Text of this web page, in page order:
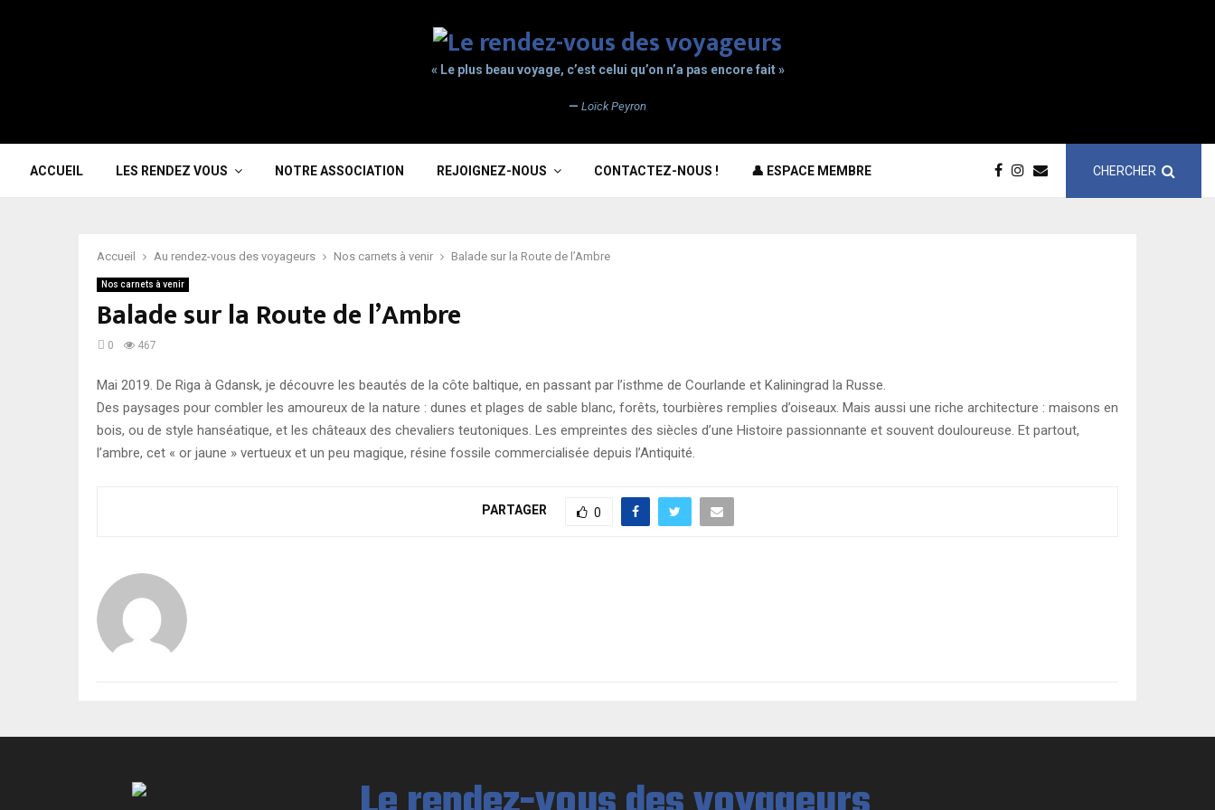
« Le plus beau voyage, c’est celui qu’on n’a pas encore fait »
— Loïck Peyron
ACCUEIL LES RENDEZ VOUS NOTRE ASSOCIATION REJOIGNEZ-NOUS CONTACTEZ-NOUS ! 👤 ESPACE MEMBRE CHERCHER
Accueil Au rendez-vous des voyageurs Nos carnets à venir Balade sur la Route de l’Ambre
Nos carnets à venir
Balade sur la Route de l’Ambre
0 467
Mai 2019. De Riga à Gdansk, je découvre les beautés de la côte baltique, en passant par l’isthme de Courlande et Kaliningrad la Russe.
Des paysages pour combler les amoureux de la nature : dunes et plages de sable blanc, forêts, tourbières remplies d’oiseaux. Mais aussi une riche architecture : maisons en
bois, ou de style hanséatique, et les châteaux des chevaliers teutoniques. Les empreintes des siècles d’une Histoire passionnante et souvent douloureuse. Et partout,
l’ambre, cet « or jaune » vertueux et un peu magique, résine fossile commercialisée depuis l’Antiquité.
PARTAGER 0